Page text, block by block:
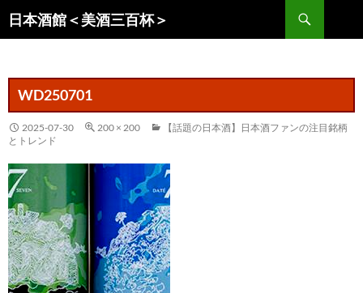
ン
ス
キ
ッ
プ
日本酒館＜美酒三百杯＞
索
WD250701
2025-07-30 200 × 200
【話題の日本酒】日本酒ファンの注目銘柄
とトレンド